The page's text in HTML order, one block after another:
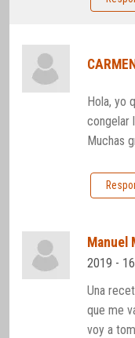
CARMEN
Hola, yo
congelar
Muchas
Manuel
2019 -
Una
que me
voy a